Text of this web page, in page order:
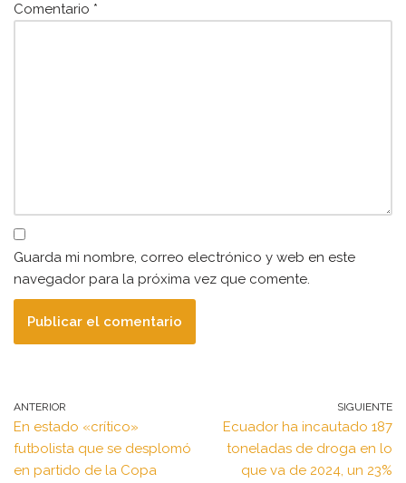
Comentario *
Guarda mi nombre, correo electrónico y web en este
navegador para la próxima vez que comente.
ANTERIOR
En estado «crítico»
futbolista que se desplomó
en partido de la Copa
SIGUIENTE
Ecuador ha incautado 187
toneladas de droga en lo
que va de 2024, un 23%